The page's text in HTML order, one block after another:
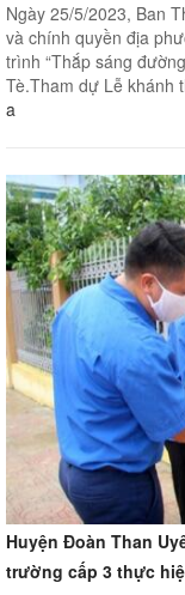
Ngày 25/5/2023, Ban
và chính quyền địa
trình “Thắp sáng
Tè.Tham dự Lễ khánh
a
Huyện Đoàn Than
trường cấp 3 thực